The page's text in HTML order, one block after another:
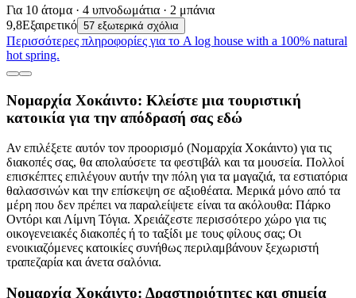
Για 10 άτομα · 4 υπνοδωμάτια · 2 μπάνια
9,8Εξαιρετικό 57 εξωτερικά σχόλια
Περισσότερες πληροφορίες για το A log house with a 100% natural
hot spring.
Νομαρχία Χοκάιντο: Κλείστε μια τουριστική
κατοικία για την απόδρασή σας εδώ
Αν επιλέξετε αυτόν τον προορισμό (Νομαρχία Χοκάιντο) για τις
διακοπές σας, θα απολαύσετε τα φεστιβάλ και τα μουσεία. Πολλοί
επισκέπτες επιλέγουν αυτήν την πόλη για τα μαγαζιά, τα εστιατόρια
θαλασσινών και την επίσκεψη σε αξιοθέατα. Μερικά μόνο από τα
μέρη που δεν πρέπει να παραλείψετε είναι τα ακόλουθα: Πάρκο
Οντόρι και Λίμνη Τόγια. Χρειάζεστε περισσότερο χώρο για τις
οικογενειακές διακοπές ή το ταξίδι με τους φίλους σας; Οι
ενοικιαζόμενες κατοικίες συνήθως περιλαμβάνουν ξεχωριστή
τραπεζαρία και άνετα σαλόνια.
Νομαρχία Χοκάιντο: Δραστηριότητες και σημεία